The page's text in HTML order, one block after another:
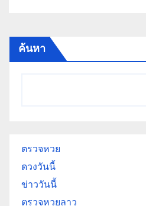
ค้นหา
ตรวจหวย
ดวงวันนี้
ข่าววันนี้
ตรวจหวยลาว